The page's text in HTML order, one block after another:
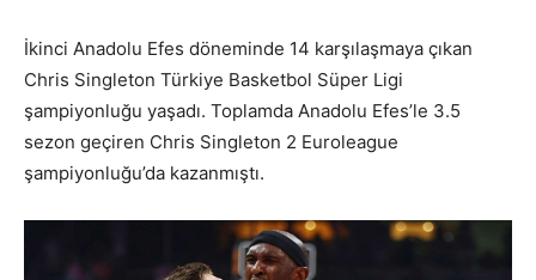
İkinci Anadolu Efes döneminde 14 karşılaşmaya çıkan
Chris Singleton Türkiye Basketbol Süper Ligi
şampiyonluğu yaşadı. Toplamda Anadolu Efes’le 3.5
sezon geçiren Chris Singleton 2 Euroleague
şampiyonluğu’da kazanmıştı.